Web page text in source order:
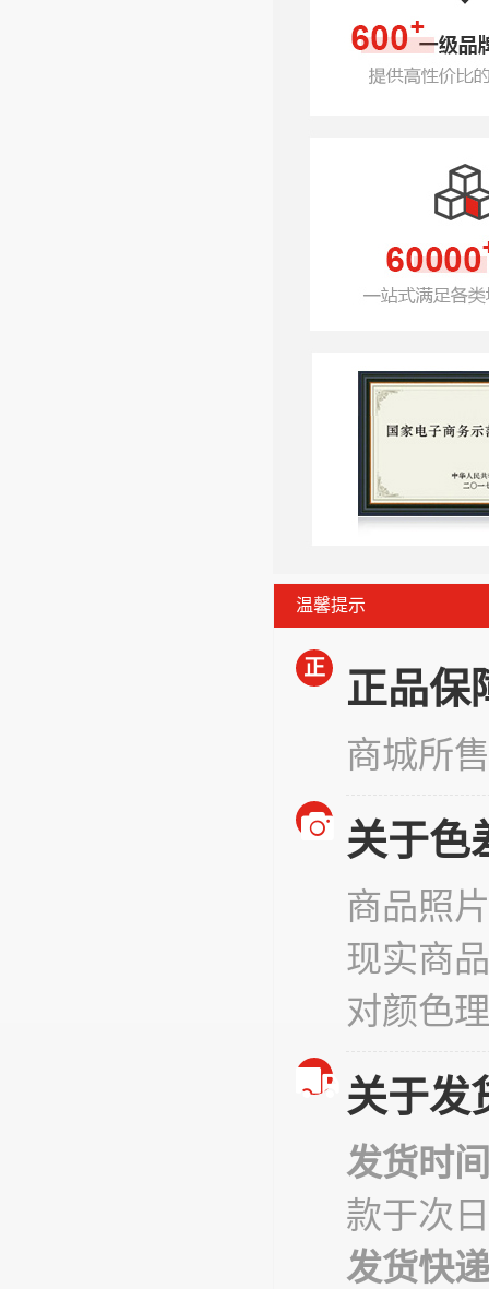
温馨提示
正 正品保
商城所
关于色
商品照
现实商
对颜色
关于发
发货时间
款于次
发货快递